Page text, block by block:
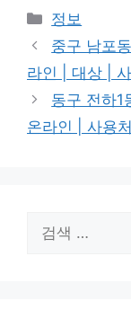
카
테
고
리
정보
중구 남포
라인 | 대상 |
동구 전하1
온라인 | 사용
색: